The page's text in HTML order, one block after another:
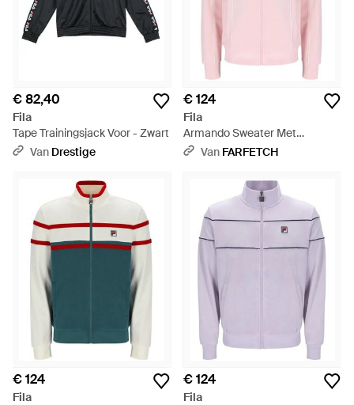
€ 82,40
Fila
Tape Trainingsjack Voor - Zwart
Van Drestige
€ 124
Fila
Armando Sweater Met
Contrasterende Afwerking -
Van FARFETCH
€ 124
Fila
€ 124
Fila